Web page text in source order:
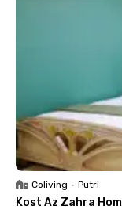
Coliving • Putri
Kost Az Zahra